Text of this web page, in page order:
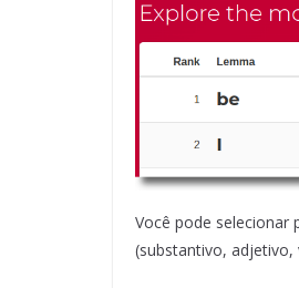
Você pode selecionar
(substantivo, adjetivo,